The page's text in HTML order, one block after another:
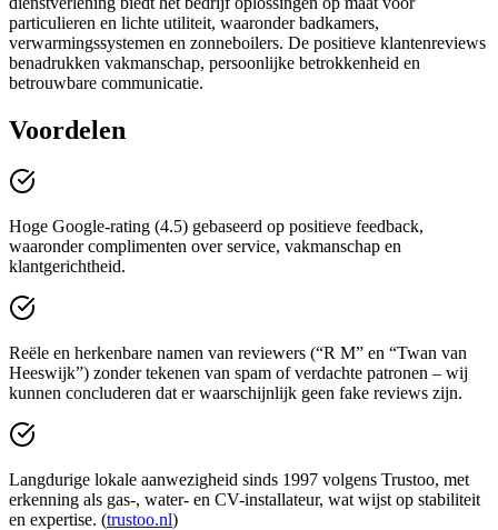
particulieren en lichte utiliteit, waaronder badkamers,
verwarmingssystemen en zonneboilers. De positieve klantenreviews
benadrukken vakmanschap, persoonlijke betrokkenheid en
betrouwbare communicatie.
Voordelen
Hoge Google-rating (4.5) gebaseerd op positieve feedback,
waaronder complimenten over service, vakmanschap en
klantgerichtheid.
Reële en herkenbare namen van reviewers (“R M” en “Twan van
Heeswijk”) zonder tekenen van spam of verdachte patronen – wij
kunnen concluderen dat er waarschijnlijk geen fake reviews zijn.
Langdurige lokale aanwezigheid sinds 1997 volgens Trustoo, met
erkenning als gas-, water- en CV-installateur, wat wijst op stabiliteit
en expertise. (trustoo.nl)